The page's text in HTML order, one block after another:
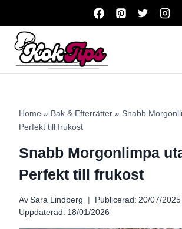
content
Home » Bak & Efterrätter » Snabb
Perfekt till frukost
Snabb Morgonlimpa
Perfekt till frukost
Av Sara Lindberg Publicerad: 20/07/2025
Uppdaterad: 18/01/2026